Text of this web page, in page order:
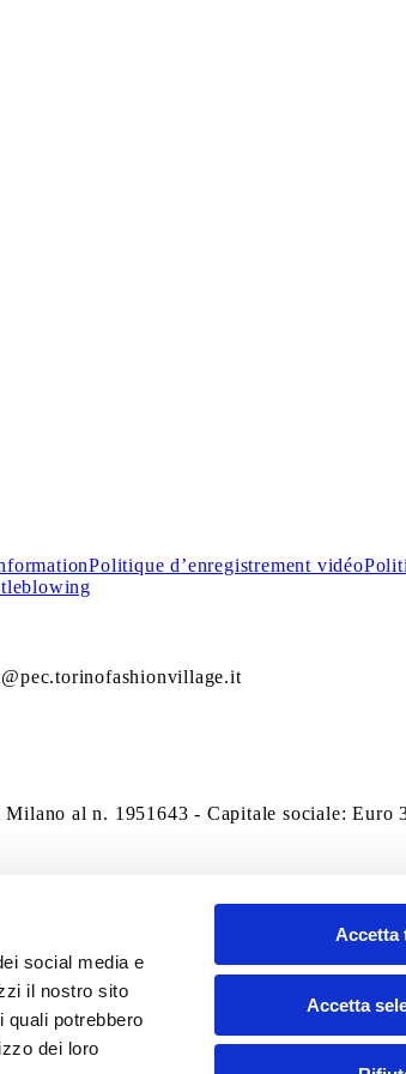
social media e
il nostro sito
quali potrebbero
dei loro
Accetta
Accetta
Politique d’enregistrement vidéo
al n. 1951643 - Capitale sociale: Euro